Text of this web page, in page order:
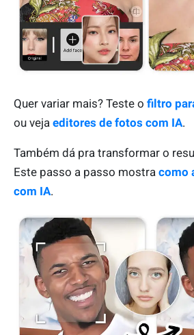
Quer variar mais? Teste o filtro
ou veja editores de fotos com IA.
Também dá pra transformar o
Este passo a passo mostra como
com IA.